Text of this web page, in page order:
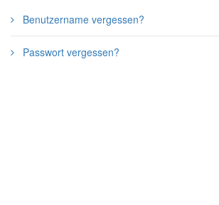
Benutzername vergessen?
Passwort vergessen?